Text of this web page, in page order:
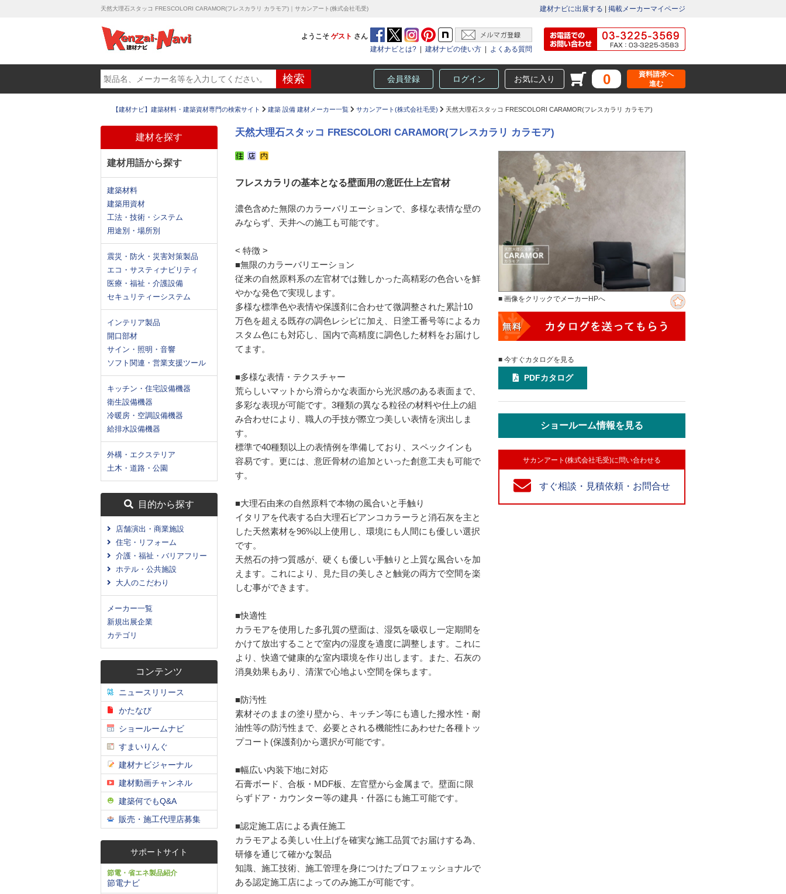
天然大理石スタッコ FRESCOLORI CARAMOR(フレスカラリ カラモア)｜サカンアート(株式会社毛受) 建材ナビに出展する 掲載メーカーマイページ
ようこそ ゲスト さん
建材ナビとは?
建材ナビの使い方 よくある質問
会員登録 ログイン お気に入り 0
資料請求へ
進む
【建材ナビ】建築材料・建築資材専門の検索サイト 建築 設備 建材メーカー一覧 サカンアート(株式会社毛受) 天然大理石スタッコ FRESCOLORI CARAMOR(フレスカラリ カラモア)
建材を探す
建材用語から探す
建築材料
建築用資材
工法・技術・システム
用途別・場所別
震災・防火・災害対策製品
エコ・サスティナビリティ
医療・福祉・介護設備
セキュリティーシステム
インテリア製品
開口部材
サイン・照明・音響
ソフト関連・営業支援ツール
キッチン・住宅設備機器
衛生設備機器
冷暖房・空調設備機器
給排水設備機器
外構・エクステリア
土木・道路・公園
目的から探す
店舗演出・商業施設
住宅・リフォーム
介護・福祉・バリアフリー
ホテル・公共施設
大人のこだわり
メーカー一覧
新規出展企業
カテゴリ
コンテンツ
ニュースリリース
かたなび
ショールームナビ
すまいりんぐ
建材ナビジャーナル
建材動画チャンネル
建築何でもQ&A
販売・施工代理店募集
サポートサイト
節電・省エネ製品紹介
節電ナビ
天然大理石スタッコ FRESCOLORI CARAMOR(フレスカラリ カラモア)
フレスカラリの基本となる壁面用の意匠仕上左官材
濃色含めた無限のカラーバリエーションで、多様な表情な壁の
みならず、天井への施工も可能です。
< 特徴 >
■無限のカラーバリエーション
従来の自然原料系の左官材では難しかった高精彩の色合いを鮮
やかな発色で実現します。
多様な標準色や表情や保護剤に合わせて微調整された累計10
万色を超える既存の調色レシピに加え、日塗工番号等によるカ
スタム色にも対応し、国内で高精度に調色した材料をお届けし
てます。
■多様な表情・テクスチャー
荒らしいマットから滑らかな表面から光沢感のある表面まで、
多彩な表現が可能です。3種類の異なる粒径の材料や仕上の組
み合わせにより、職人の手技が際立つ美しい表情を演出しま
す。
標準で40種類以上の表情例を準備しており、スペックインも
容易です。更には、意匠骨材の追加といった創意工夫も可能で
す。
■大理石由来の自然原料で本物の風合いと手触り
イタリアを代表する白大理石ビアンコカラーラと消石灰を主と
した天然素材を96%以上使用し、環境にも人間にも優しい選択
です。
天然石の持つ質感が、硬くも優しい手触りと上質な風合いを加
えます。これにより、見た目の美しさと触覚の両方で空間を楽
しむ事ができます。
■快適性
カラモアを使用した多孔質の壁面は、湿気を吸収し一定期間を
かけて放出することで室内の湿度を適度に調整します。これに
より、快適で健康的な室内環境を作り出します。また、石灰の
消臭効果もあり、清潔で心地よい空間を保ちます。
■防汚性
素材そのままの塗り壁から、キッチン等にも適した撥水性・耐
油性等の防汚性まで、必要とされる機能性にあわせた各種トッ
プコート(保護剤)から選択が可能です。
■幅広い内装下地に対応
石膏ボード、合板・MDF板、左官壁から金属まで。壁面に限
らずドア・カウンター等の建具・什器にも施工可能です。
■認定施工店による責任施工
カラモアよる美しい仕上げを確実な施工品質でお届けする為、
研修を通じて確かな製品
知識、施工技術、施工管理を身につけたプロフェッショナルで
ある認定施工店によってのみ施工が可能です。
■ 画像をクリックでメーカーHPへ
■ 今すぐカタログを見る
PDFカタログ
ショールーム情報を見る
サカンアート(株式会社毛受)に問い合わせる
すぐ相談・見積依頼・お問合せ